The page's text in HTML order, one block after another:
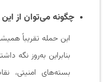
چگونه می‌توان از
این حمله تقریباً
بنابراین به‌روز نگه
بسته‌های امنیتی،